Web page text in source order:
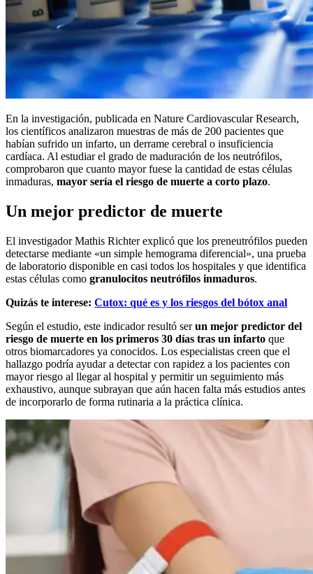
En la investigación, publicada en Nature Cardiovascular Research,
los científicos analizaron muestras de más de 200 pacientes que
habían sufrido un infarto, un derrame cerebral o insuficiencia
cardíaca. Al estudiar el grado de maduración de los neutrófilos,
comprobaron que cuanto mayor fuese la cantidad de estas células
inmaduras, mayor sería el riesgo de muerte a corto plazo.
Un mejor predictor de muerte
El investigador Mathis Richter explicó que los preneutrófilos pueden
detectarse mediante «un simple hemograma diferencial», una prueba
de laboratorio disponible en casi todos los hospitales y que identifica
estas células como granulocitos neutrófilos inmaduros.
Quizás te interese: Cutox: qué es y los riesgos del bótox anal
Según el estudio, este indicador resultó serun mejor predictor del
riesgo de muerte en los primeros 30 días tras un infarto que
otros biomarcadores ya conocidos. Los especialistas creen que el
hallazgo podría ayudar a detectar con rapidez a los pacientes con
mayor riesgo al llegar al hospital y permitir un seguimiento más
exhaustivo, aunque subrayan que aún hacen falta más estudios antes
de incorporarlo de forma rutinaria a la práctica clínica.